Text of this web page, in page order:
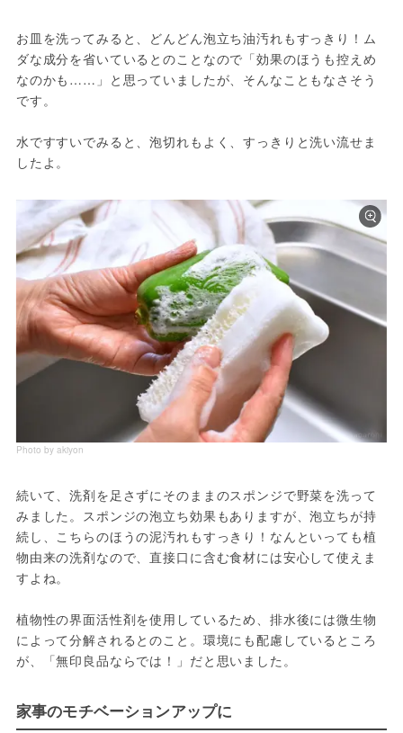
お皿を洗ってみると、どんどん泡立ち油汚れもすっきり！ム
ダな成分を省いているとのことなので「効果のほうも控えめ
なのかも……」と思っていましたが、そんなこともなさそう
です。
水ですすいでみると、泡切れもよく、すっきりと洗い流せま
したよ。
Photo by akiyon
続いて、洗剤を足さずにそのままのスポンジで野菜を洗って
みました。スポンジの泡立ち効果もありますが、泡立ちが持
続し、こちらのほうの泥汚れもすっきり！なんといっても植
物由来の洗剤なので、直接口に含む食材には安心して使えま
すよね。
植物性の界面活性剤を使用しているため、排水後には微生物
によって分解されるとのこと。環境にも配慮しているところ
が、「無印良品ならでは！」だと思いました。
家事のモチベーションアップに